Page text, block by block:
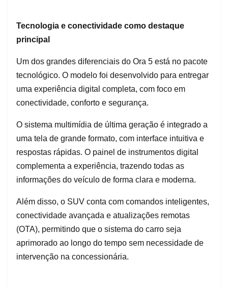
Tecnologia e conectividade como destaque
principal
Um dos grandes diferenciais do Ora 5 está no pacote
tecnológico. O modelo foi desenvolvido para entregar
uma experiência digital completa, com foco em
conectividade, conforto e segurança.
O sistema multimídia de última geração é integrado a
uma tela de grande formato, com interface intuitiva e
respostas rápidas. O painel de instrumentos digital
complementa a experiência, trazendo todas as
informações do veículo de forma clara e moderna.
Além disso, o SUV conta com comandos inteligentes,
conectividade avançada e atualizações remotas
(OTA), permitindo que o sistema do carro seja
aprimorado ao longo do tempo sem necessidade de
intervenção na concessionária.